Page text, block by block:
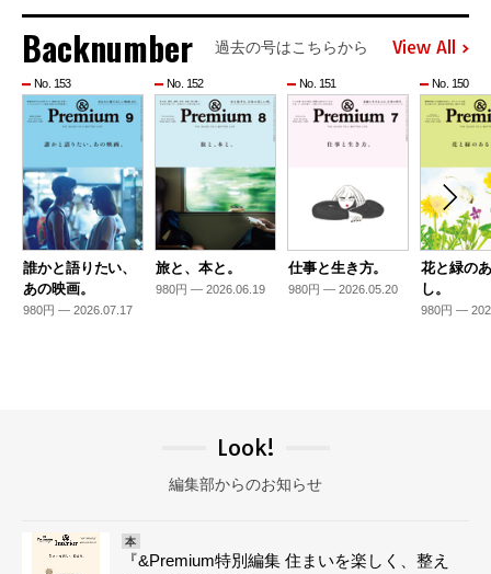
Backnumber 過去の号はこちらから View All
No. 153
誰かと語りたい、
あの映画。
980円 — 2026.07.17
No. 152
旅と、本と。
980円 — 2026.06.19
No. 151
仕事と生き方。
980円 — 2026.05.20
No. 150
花と緑の
し。
980円 —
Look!
編集部からのお知らせ
本
『&Premium特別編集 住まいを楽しく、整え